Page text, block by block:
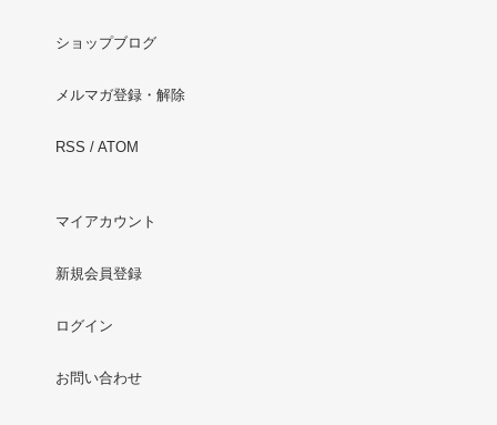
ショップブログ
メルマガ登録・解除
RSS / ATOM
マイアカウント
新規会員登録
ログイン
お問い合わせ